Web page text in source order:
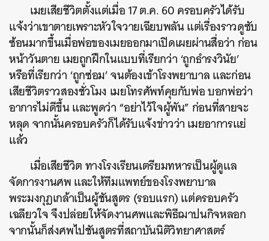
เมยเสียชีวิตตั้งแต่เมื่อ 17 ต.ค. 60 ครอบครัวได้รับ
แจ้งว่าเขาตายเพราะหัวใจวายเฉียบพลัน แต่เรื่องราวดูซับ
ซ้อนมากขึ้นเมื่อพ่อของเมยออกมาเปิดเผยผ่านสื่อว่า ก่อน
หน้าวันตาย เมยถูกฝึกในแบบที่เรียกว่า ‘ถูกธำรงวินัย’
หรือที่เรียกว่า ‘ถูกซ่อม’ จนต้องเข้าโรงพยาบาล และก่อน
เสียชีวิตราวสองชั่วโมง เมยโทรศัพท์คุยกับพ่อ บอกพ่อว่า
อาการไม่ดีขึ้น และพูดว่า “อย่าไว้ใจผู้พัน” ก่อนที่สายจะ
หลุด จากนั้นครอบครัวก็ได้รับแจ้งข่าวว่า เมยอาการแย่
แล้ว
เมื่อเสียชีวิต ทางโรงเรียนเตรียมทหารเป็นผู้ดูแล
จัดการงานศพ และให้ทีมแพทย์ของโรงพยาบาล
พระมงกุฎเกล้าเป็นผู้ชันสูตร (รอบแรก) แต่ครอบครัว
เฉลียวใจ จึงปล่อยให้จัดงานศพและพิธีฌาปนกิจหลอก
จากนั้นก็ส่งศพไปชันสูตรที่สถาบันนิติวิทยาศาสตร์